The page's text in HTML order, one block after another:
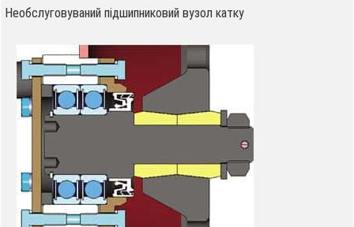
Необслуговуваний підшипниковий вузол катку